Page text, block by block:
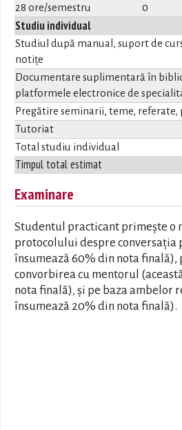
28 ore/semestru
0
Studiu individual
Timpul total estimat
Studiul după manual, suport de
notițe
Documentare suplimentară în
platformele electronice de
Pregătire seminarii, teme,
Tutoriat
Total studiu individual
Examinare
Studentul practicant primește o
protocolului despre conversația
însumează 60% din nota
convorbirea cu mentorul
nota finală), și pe baza ambelor
însumează 20% din nota finală).